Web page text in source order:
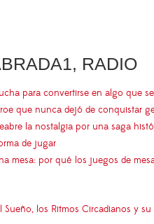
RADIO
para convertirse en algo que
que nunca dejó de conquistar
la nostalgia por una saga
de jugar
mesa: por qué los juegos de
Sueño, los Ritmos Circadianos y